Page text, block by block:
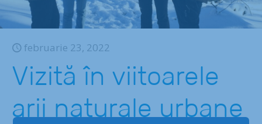
februarie 23, 2022
Vizită în viitoarele
arii naturale urbane